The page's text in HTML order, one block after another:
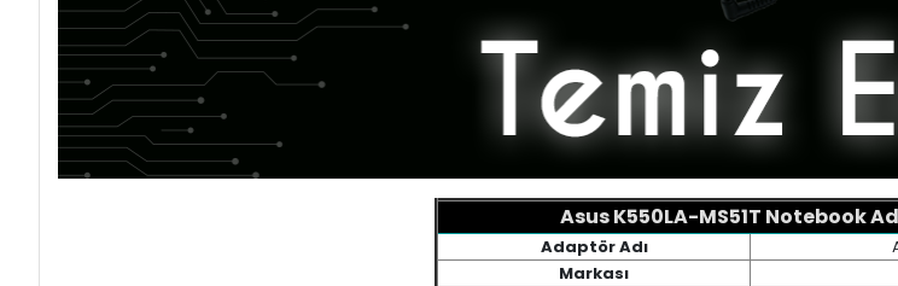
Asus K550LA-MS51T Notebook
Adaptör Adı
Markası